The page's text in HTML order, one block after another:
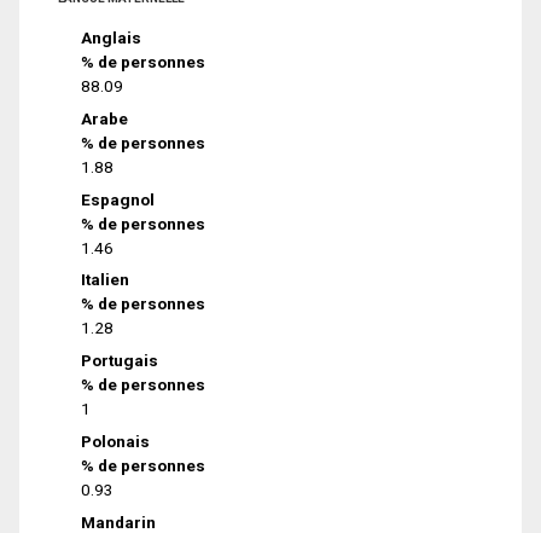
Anglais
% de personnes
88.09
Arabe
% de personnes
1.88
Espagnol
% de personnes
1.46
Italien
% de personnes
1.28
Portugais
% de personnes
1
Polonais
% de personnes
0.93
Mandarin